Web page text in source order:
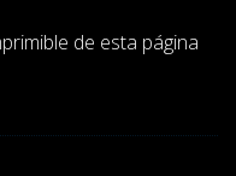
de esta página